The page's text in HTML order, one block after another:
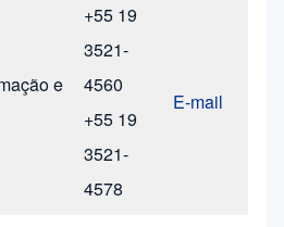
e
+55 19
3521-
4560
+55 19
3521-
4578
E-mail